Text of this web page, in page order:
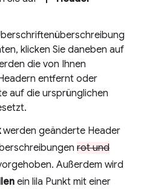
klicken Sie daneben auf
die von Ihnen
entfernt oder
auf die ursprünglichen
werden geänderte Header
rot und
Außerdem wird
ein lila Punkt mit einer